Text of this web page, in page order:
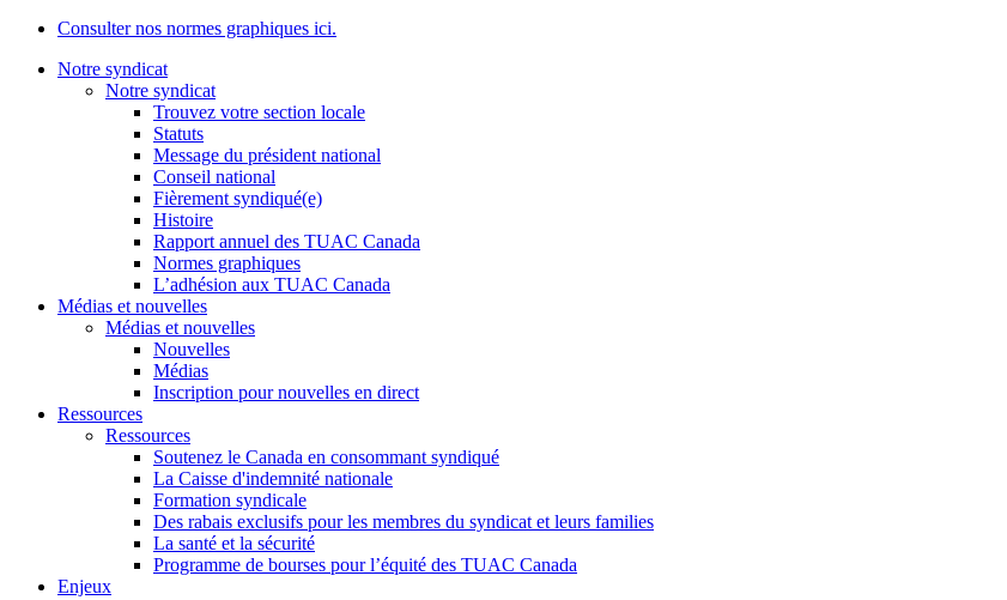
Consulter nos normes graphiques ici.
Notre syndicat
Notre syndicat
Trouvez votre section locale
Statuts
Message du président national
Conseil national
Fièrement syndiqué(e)
Histoire
Rapport annuel des TUAC Canada
Normes graphiques
L’adhésion aux TUAC Canada
Médias et nouvelles
Médias et nouvelles
Nouvelles
Médias
Inscription pour nouvelles en direct
Ressources
Ressources
Soutenez le Canada en consommant syndiqué
La Caisse d'indemnité nationale
Formation syndicale
Des rabais exclusifs pour les membres du syndicat et leurs families
La santé et la sécurité
Programme de bourses pour l’équité des TUAC Canada
Enjeux